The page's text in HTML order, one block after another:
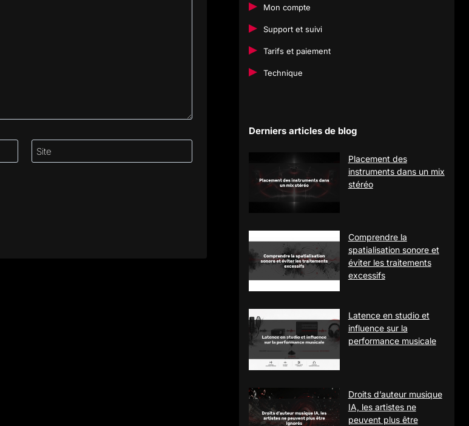
Site
Mon compte
Support et suivi
Tarifs et paiement
Technique
Derniers articles de blog
Placement des
instruments dans un mix
stéréo
Comprendre la
spatialisation sonore et
éviter les traitements
excessifs
Latence en studio et
influence sur la
performance musicale
Droits d’auteur musique
IA, les artistes ne
peuvent plus être